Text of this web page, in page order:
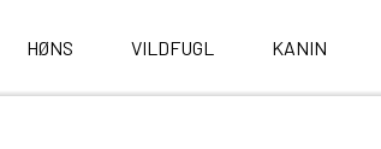
HØNS VILDFUGL KANIN